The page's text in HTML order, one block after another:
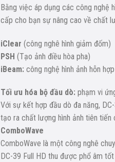
Bằng việc áp dụng các công nghệ
cấp cho bạn sự nâng cao về chất
iClear (công nghê hình giảm đốm)
PSH (Tạo ảnh điều hòa pha)
iBeam: công nghệ hình ảnh hỗn
Tối ưu hóa bộ đầu dò: phạm vi
Với sự kết hợp đầu dò đa năng,
tạo ra chất lượng hình ảnh tiên tiến
ComboWave
ComboWave là một công nghê
DC-39 Full HD thu được phổ âm